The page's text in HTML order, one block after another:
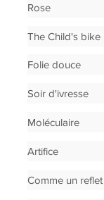
Rose
The Child's bike
Folie douce
Soir d'ivresse
Moléculaire
Artifice
Comme un reflet